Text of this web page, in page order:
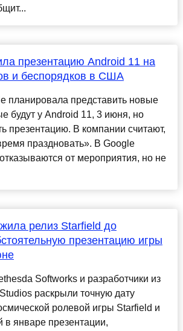
презентацию Android 11 на
и беспорядков в США
планировала представить новые
будут у Android 11, 3 июня, но
презентацию. В компании считают,
праздновать». В Google
от мероприятия, но не
релиз Starfield до
презентацию игры
Softworks и разработчики из
раскрыли точную дату
ролевой игры Starfield и
в январе презентации,